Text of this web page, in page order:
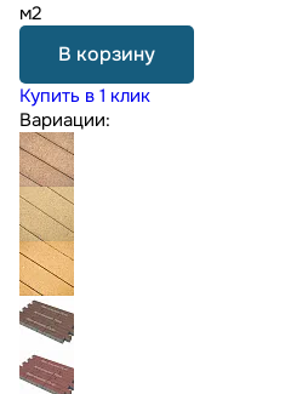
м2
В корзину
Купить в 1 клик
Вариации: